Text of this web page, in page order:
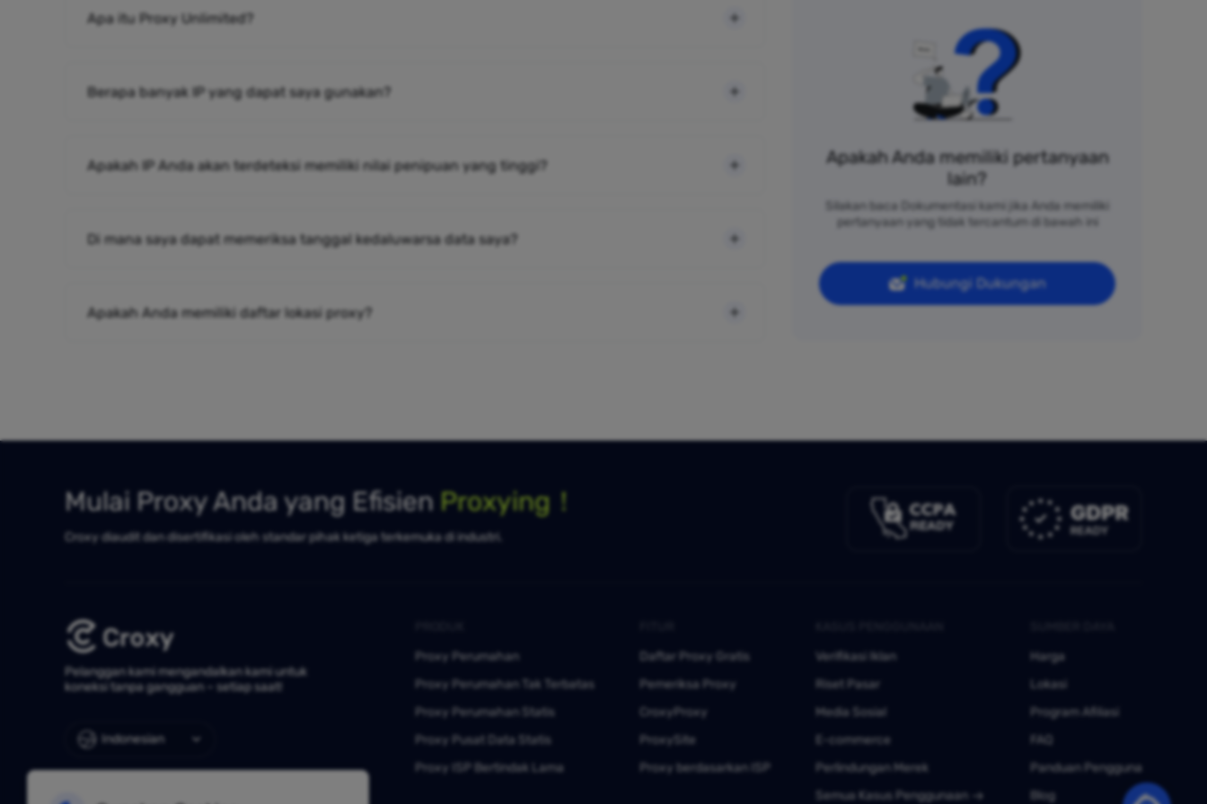
Apa itu Proxy Unlimited?
Berapa banyak IP yang dapat saya gunakan?
Apakah IP Anda akan terdeteksi memiliki nilai penipuan yang tinggi?
Di mana saya dapat memeriksa tanggal kedaluwarsa data saya?
Apakah Anda memiliki daftar lokasi proxy?
Apakah Anda memiliki pertanyaan
lain?
Silakan baca Dokumentasi kami jika Anda memiliki
pertanyaan yang tidak tercantum di bawah ini
Hubungi Dukungan
Mulai Proxy Anda yang Efisien Proxying！
Croxy diaudit dan disertifikasi oleh standar pihak ketiga terkemuka di industri.
Pelanggan kami mengandalkan kami untuk
koneksi tanpa gangguan – setiap saat!
Indonesian
Proxy Perumahan
Proxy Perumahan Tak Terbatas
Proxy Perumahan Statis
Proxy Pusat Data Statis
Proxy ISP Bertindak Lama
Daftar Proxy Gratis
Pemeriksa Proxy
CroxyProxy
ProxySite
Proxy berdasarkan ISP
Verifikasi Iklan
Riset Pasar
Media Sosial
E-commerce
Perlindungan Merek
Semua Kasus Penggunaan
Harga
Lokasi
Program Afiliasi
FAQ
Panduan Pengguna
Blog